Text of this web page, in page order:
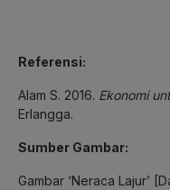
Referensi:
Alam S. 2016. Ekonomi
Erlangga.
Sumber Gambar:
Gambar ‘Neraca Lajur’